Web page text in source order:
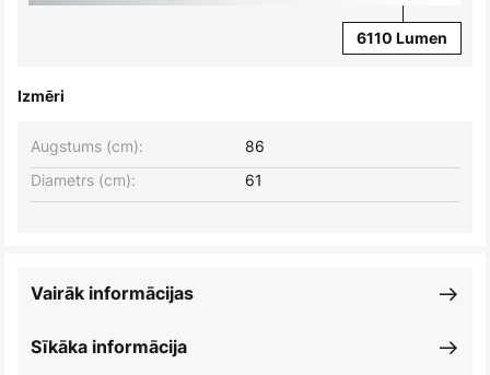
6110 Lumen
Izmēri
Augstums (cm):
86
Diametrs (cm):
61
Sīkāka informācija
Vairāk informācijas